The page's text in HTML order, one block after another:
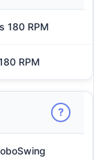
180 RPM
RPM
?